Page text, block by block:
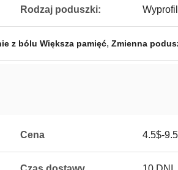
Rodzaj poduszki:
z bólu Większa pamięć, Zmienna
Cena 4.5$-